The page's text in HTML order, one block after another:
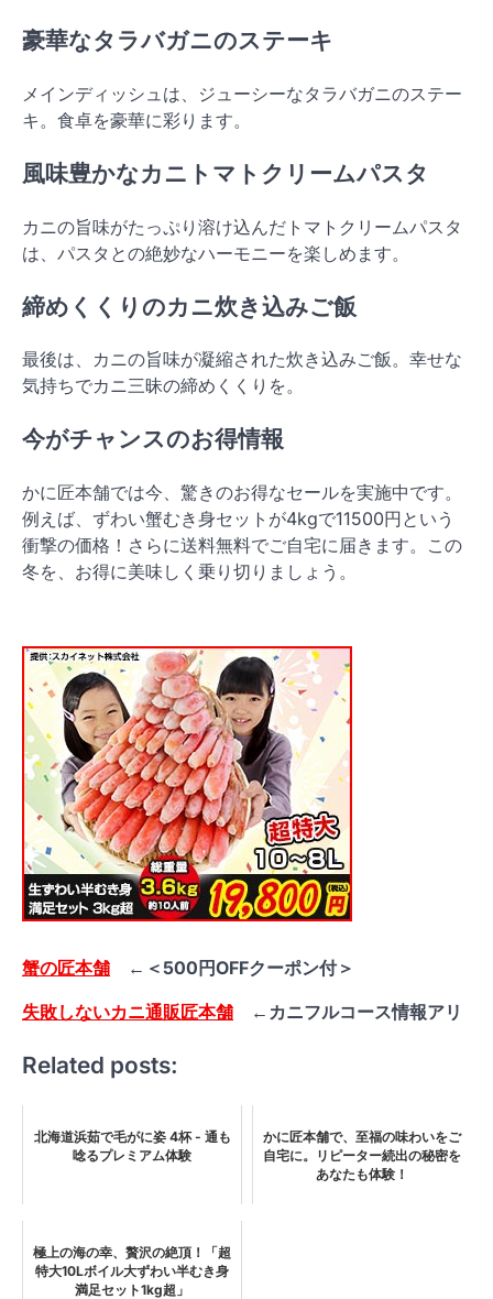
豪華なタラバガニのステーキ
メインディッシュは、ジューシーなタラバガニのステー
キ。食卓を豪華に彩ります。
風味豊かなカニトマトクリームパスタ
カニの旨味がたっぷり溶け込んだトマトクリームパスタ
は、パスタとの絶妙なハーモニーを楽しめます。
締めくくりのカニ炊き込みご飯
最後は、カニの旨味が凝縮された炊き込みご飯。幸せな
気持ちでカニ三昧の締めくくりを。
今がチャンスのお得情報
かに匠本舗では今、驚きのお得なセールを実施中です。
例えば、ずわい蟹むき身セットが4kgで11500円という
衝撃の価格！さらに送料無料でご自宅に届きます。この
冬を、お得に美味しく乗り切りましょう。
蟹の匠本舗 ←＜500円OFFクーポン付＞
失敗しないカニ通販匠本舗 ←カニフルコース情報アリ
Related posts:
北海道浜茹で毛がに姿 4杯 - 通も
唸るプレミアム体験
かに匠本舗で、至福の味わいをご
自宅に。リピーター続出の秘密を
あなたも体験！
極上の海の幸、贅沢の絶頂！「超
特大10Lボイル大ずわい半むき身
満足セット1kg超」